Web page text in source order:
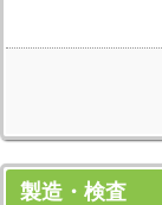
製造・検査